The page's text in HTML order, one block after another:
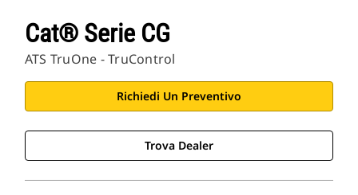
Cat® Serie CG
ATS TruOne - TruControl
Richiedi Un Preventivo
Trova Dealer